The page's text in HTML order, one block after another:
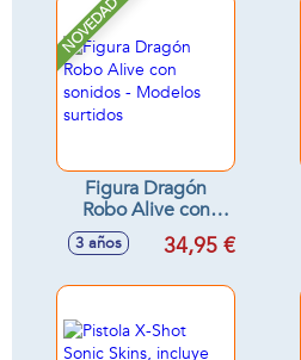
NOVEDAD
Figura Dragón
Robo Alive con
sonidos - Modelos
surtidos
3 años 34,95 €